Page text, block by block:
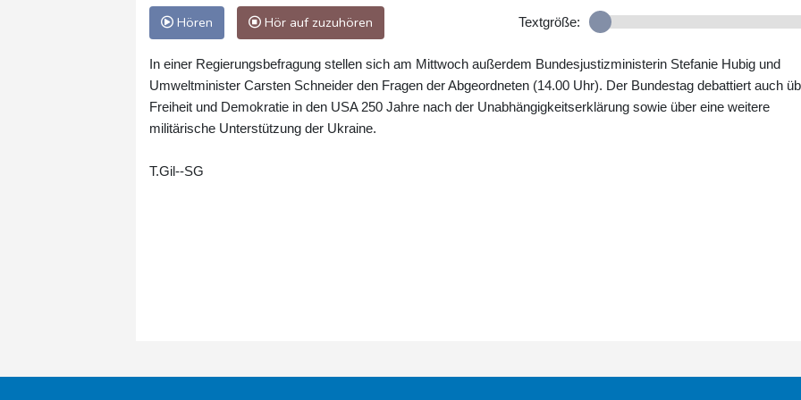
Hören Hör auf zuzuhören Textgröße:
In einer Regierungsbefragung stellen sich am Mittwoch außerdem Bundesjustizministerin Stefanie Hubig und
Umweltminister Carsten Schneider den Fragen der Abgeordneten (14.00 Uhr). Der Bundestag debattiert auch
Freiheit und Demokratie in den USA 250 Jahre nach der Unabhängigkeitserklärung sowie über eine weitere
militärische Unterstützung der Ukraine.
T.Gil--SG